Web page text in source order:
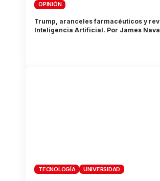
OPINIÓN
Trump, aranceles farmacéuticos y
Inteligencia Artificial. Por James Nava
TECNOLOGÍA UNIVERSIDAD